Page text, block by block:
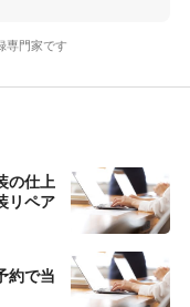
専門家です
の仕上
リペア
約で当